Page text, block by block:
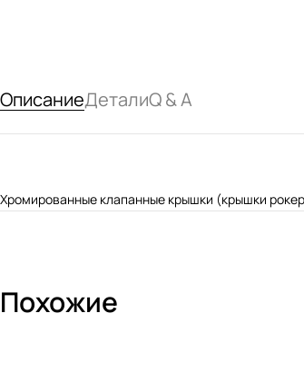
ОписаниеДеталиQ & A
Хромированные клапанные крышки (крышки
Похожие